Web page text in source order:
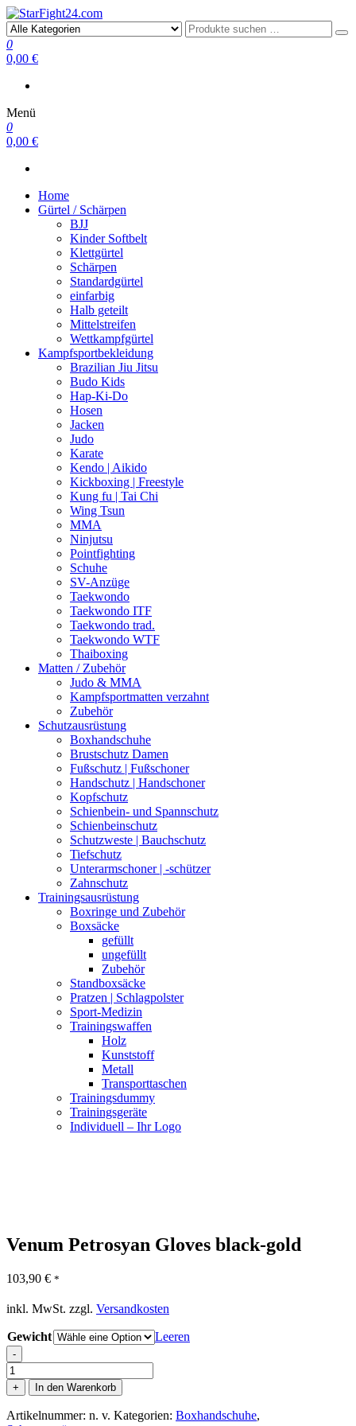
StarFight24.com
Kampfsportartikel
0
0,00 €
Menü
0
0,00 €
Home
Gürtel / Schärpen
BJJ
Kinder Softbelt
Klettgürtel
Schärpen
Standardgürtel
einfarbig
Halb geteilt
Mittelstreifen
Wettkampfgürtel
Kampfsportbekleidung
Brazilian Jiu Jitsu
Budo Kids
Hap-Ki-Do
Hosen
Jacken
Judo
Karate
Kendo | Aikido
Kickboxing | Freestyle
Kung fu | Tai Chi
Wing Tsun
MMA
Ninjutsu
Pointfighting
Schuhe
SV-Anzüge
Taekwondo
Taekwondo ITF
Taekwondo trad.
Taekwondo WTF
Thaiboxing
Matten / Zubehör
Judo & MMA
Kampfsportmatten verzahnt
Zubehör
Schutzausrüstung
Boxhandschuhe
Brustschutz Damen
Fußschutz | Fußschoner
Handschutz | Handschoner
Kopfschutz
Schienbein- und Spannschutz
Schienbeinschutz
Schutzweste | Bauchschutz
Tiefschutz
Unterarmschoner | -schützer
Zahnschutz
Trainingsausrüstung
Boxringe und Zubehör
Boxsäcke
gefüllt
ungefüllt
Zubehör
Standboxsäcke
Pratzen | Schlagpolster
Sport-Medizin
Trainingswaffen
Holz
Kunststoff
Metall
Transporttaschen
Trainingsdummy
Trainingsgeräte
Individuell – Ihr Logo
Venum Petrosyan Gloves black-gold
103,90 € *
inkl. MwSt. zzgl. Versandkosten
Gewicht Leeren
-
Venum
Petrosyan
Gloves
black-
+ In den Warenkorb
Artikelnummer: n. v. Kategorien: Boxhandschuhe,